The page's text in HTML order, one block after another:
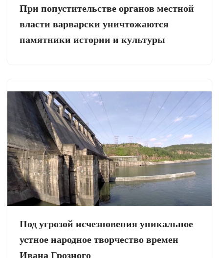
При попустительстве органов местной
власти варварски уничтожаются
памятники истории и культуры
Под угрозой исчезновения уникальное
устное народное творчество времен
Ивана Грозного